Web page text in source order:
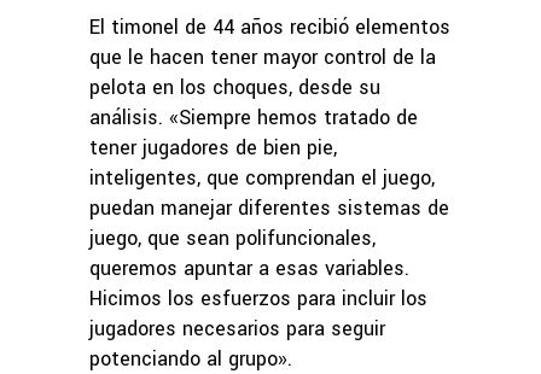
El timonel de 44 años recibió elementos
que le hacen tener mayor control de la
pelota en los choques, desde su
análisis. «Siempre hemos tratado de
tener jugadores de bien pie,
inteligentes, que comprendan el juego,
puedan manejar diferentes sistemas de
juego, que sean polifuncionales,
queremos apuntar a esas variables.
Hicimos los esfuerzos para incluir los
jugadores necesarios para seguir
potenciando al grupo».